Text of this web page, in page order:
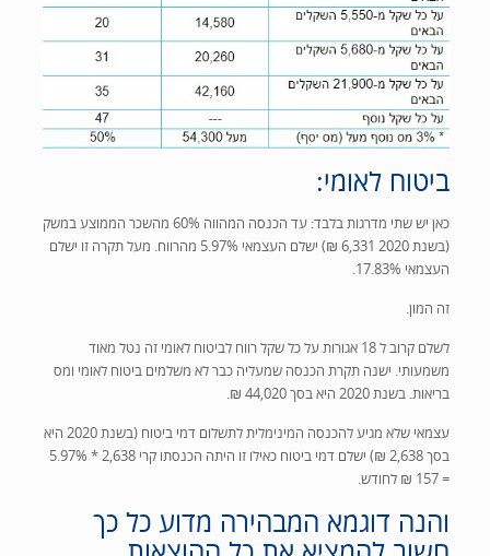
ביטוח לאומי:
כאן יש שתי מדרגות בלבד: עד הכנסה המהווה 60% מהשכר הממוצע במשק
(בשנת 2020 6,331 ₪) ישלם העצמאי 5.97% מהרווח. מעל תקרה זו ישלם
העצמאי 17.83%.
זה המון.
לשלם קרוב ל 18 אגורות על כל שקל רווח לביטוח לאומי זה נטל מאוד
משמעותי. ישנה תקרת הכנסה שמעליה כבר לא משלמים ביטוח לאומי ומס
בריאות. בשנת 2020 היא בסך 44,020 ₪.
עצמאי שלא מגיע להכנסה המינימלית לתשלום דמי ביטוח (בשנת 2020 היא
בסך 2,638 ₪) ישלם דמי ביטוח כאילו זו היתה הכנסתו קרי 2,638 * 5.97%
= 157 ₪ לחודש.
והנה דוגמא המבהירה מדוע כל כך